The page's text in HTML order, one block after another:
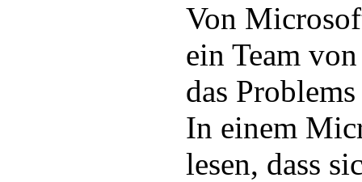
Von
ein Team
das
In einem
lesen, dass